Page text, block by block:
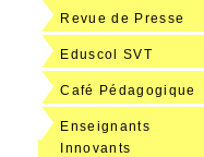
Revue de Presse
Eduscol SVT
Café Pédagogique
Enseignants
Innovants